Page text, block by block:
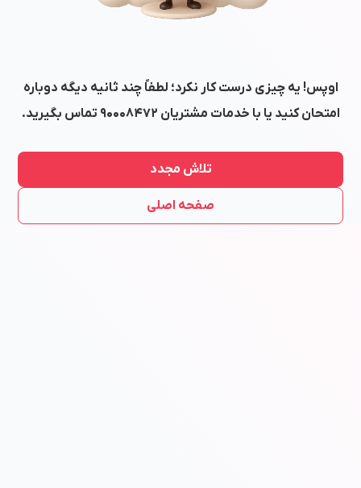
اوپس! یه چیزی درست کار نکرد؛ لطفاً چند ثانیه دیگه دوباره
امتحان کنید یا با خدمات مشتریان ۹۰۰۰۸۴۷۲ تماس بگیرید.
تلاش مجدد
صفحه اصلی